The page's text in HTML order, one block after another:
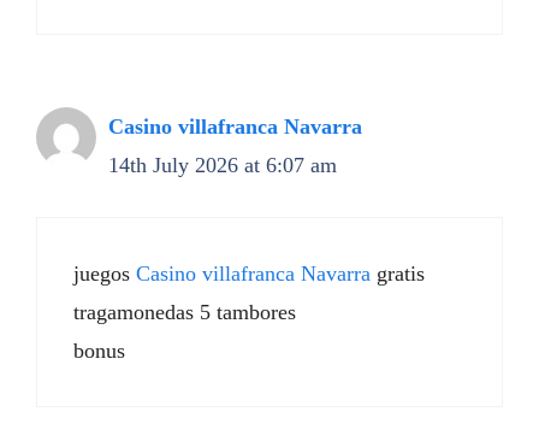
Casino villafranca Navarra
14th July 2026 at 6:07 am
juegos Casino villafranca Navarra gratis
tragamonedas 5 tambores
bonus